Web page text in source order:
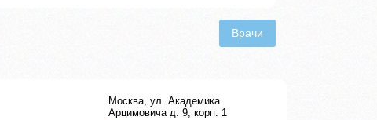
Врачи
Москва, ул. Академика
Арцимовича д. 9, корп. 1